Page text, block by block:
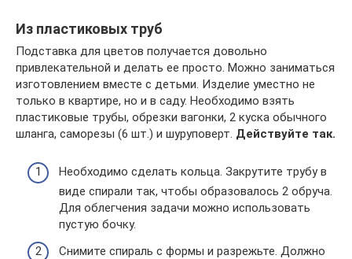
Из пластиковых труб
Подставка для цветов получается довольно
привлекательной и делать ее просто. Можно заниматься
изготовлением вместе с детьми. Изделие уместно не
только в квартире, но и в саду. Необходимо взять
пластиковые трубы, обрезки вагонки, 2 куска обычного
шланга, саморезы (6 шт.) и шуруповерт. Действуйте так.
Необходимо сделать кольца. Закрутите трубу в
виде спирали так, чтобы образовалось 2 обруча.
Для облегчения задачи можно использовать
пустую бочку.
Снимите спираль с формы и разрежьте. Должно